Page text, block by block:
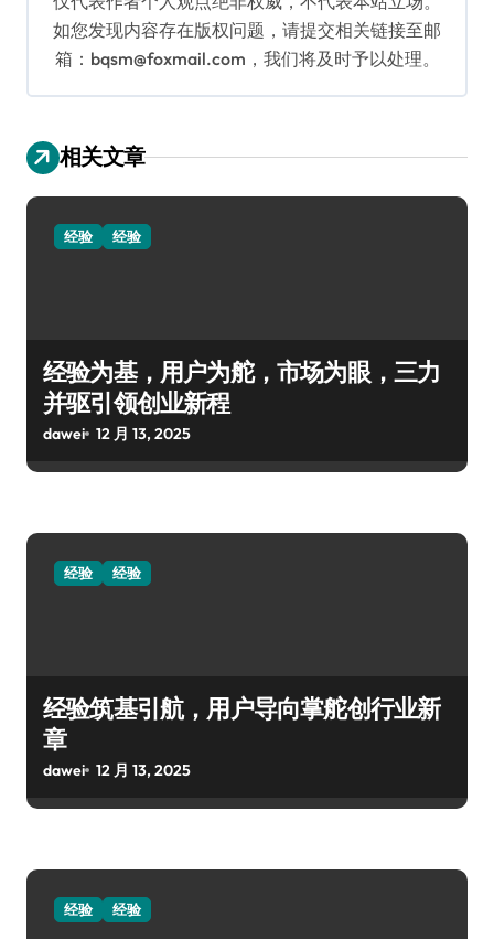
如您发现内容存在版权问题，请提交相关链接至邮
箱：bqsm@foxmail.com，我们将及时予以处理。
相关文章
经验 经验
经验为基，用户为舵，市场为眼，三力
并驱引领创业新程
dawei 12 月 13, 2025
经验 经验
经验筑基引航，用户导向掌舵创行业新
章
dawei 12 月 13, 2025
经验 经验